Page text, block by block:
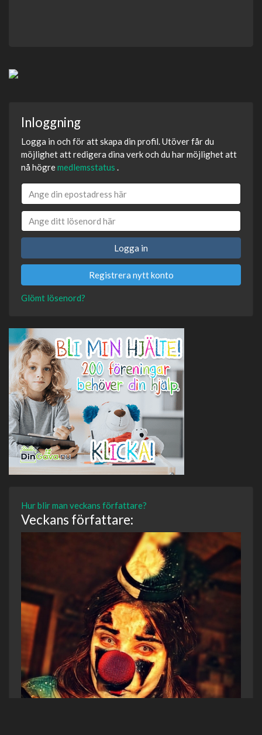
Inloggning
Logga in och för att skapa din profil. Utöver får du
möjlighet att redigera dina verk och du har möjlighet att
nå högremedlemsstatus .
Logga in
Registrera nytt konto
Glömt lösenord?
Hur blir man veckans författare?
Veckans författare: